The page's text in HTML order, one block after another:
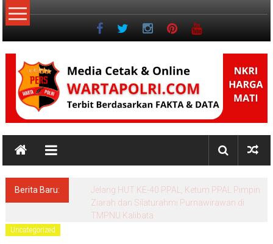
Lompat
ke
NKRI
Jurnalisme
Berita Baru:
Menko Polkam: Pemerintah Solid dan
bersinergi Menjaga Stabilitas Keamanan
Nasional
Uncategorized